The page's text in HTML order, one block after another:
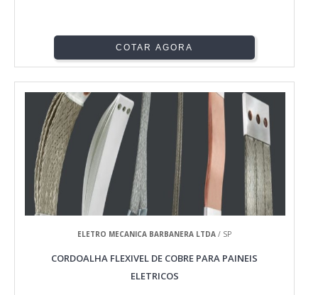
COTAR AGORA
ELETRO MECANICA BARBANERA LTDA / SP
CORDOALHA FLEXIVEL DE COBRE PARA PAINEIS
ELETRICOS